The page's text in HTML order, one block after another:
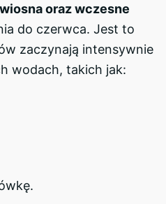
wiosna oraz wczesne
do czerwca. Jest to
zaczynają intensywnie
wodach, takich jak: